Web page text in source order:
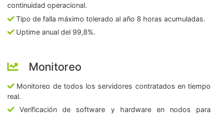
continuidad operacional.
Tipo de falla máximo tolerado al año 8 horas acumuladas.
Uptime anual del 99,8%.
Monitoreo
Monitoreo de todos los servidores contratados en tiempo
real.
Verificación de software y hardware en nodos para